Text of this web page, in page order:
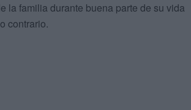
la familia durante buena parte de su vida
contrario.